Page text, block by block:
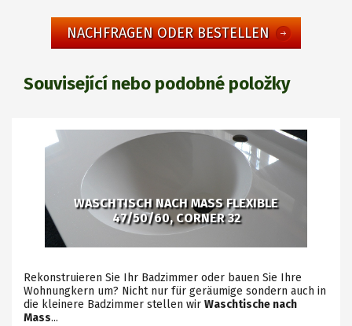
NACHFRAGEN ODER BESTELLEN
Související nebo podobné položky
WASCHTISCH NACH MASS FLEXIBLE
47/50/60, CORNER 32
Rekonstruieren Sie Ihr Badzimmer oder bauen Sie Ihre
Wohnungkern um? Nicht nur für geräumige sondern auch in
die kleinere Badzimmer stellen wir Waschtische nach
Mass...